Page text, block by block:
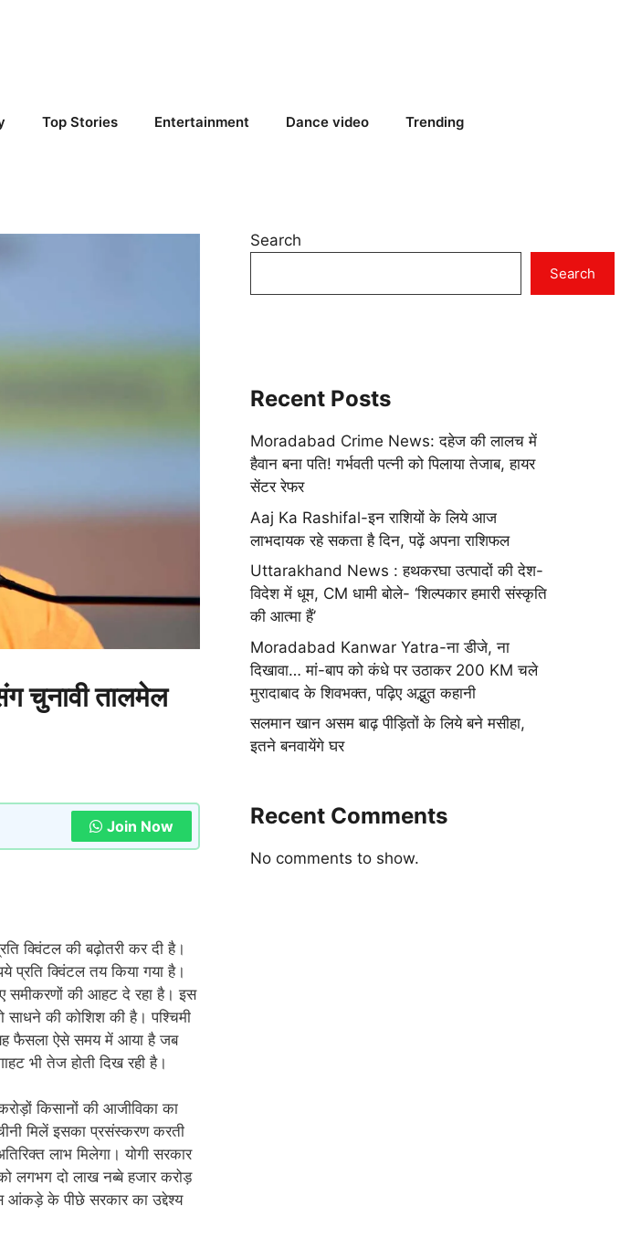
Top Stories Entertainment Dance video Trending
चुनावी तालमेल
Join Now
क्विंटल की बढ़ोतरी कर दी है।
प्रति क्विंटल तय किया गया है।
समीकरणों की आहट दे रहा है। इस
साधने की कोशिश की है। पश्चिमी
यह फैसला ऐसे समय में आया है जब
भी तेज होती दिख रही है।
किसानों की आजीविका का
मिलें इसका प्रसंस्करण करती
लाभ मिलेगा। योगी सरकार
लगभग दो लाख नब्बे हजार करोड़
आंकड़े के पीछे सरकार का उद्देश्य
Search
Search
Recent Posts
Moradabad Crime News: दहेज की लालच में
हैवान बना पति! गर्भवती पत्नी को पिलाया तेजाब, हायर
सेंटर रेफर
Aaj Ka Rashifal-इन राशियों के लिये आज
लाभदायक रहे सकता है दिन, पढ़ें अपना राशिफल
Uttarakhand News : हथकरघा उत्पादों की देश-
विदेश में धूम, CM धामी बोले- ‘शिल्पकार हमारी संस्कृति
की आत्मा हैं’
Moradabad Kanwar Yatra-ना डीजे, ना
दिखावा… मां-बाप को कंधे पर उठाकर 200 KM चले
मुरादाबाद के शिवभक्त, पढ़िए अद्भुत कहानी
सलमान खान असम बाढ़ पीड़ितों के लिये बने मसीहा,
इतने बनवायेंगे घर
Recent Comments
No comments to show.